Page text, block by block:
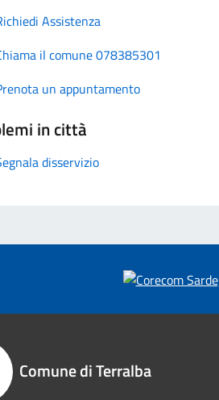
Assistenza
il comune 078385301
un appuntamento
in città
disservizio
Comune di Terralba